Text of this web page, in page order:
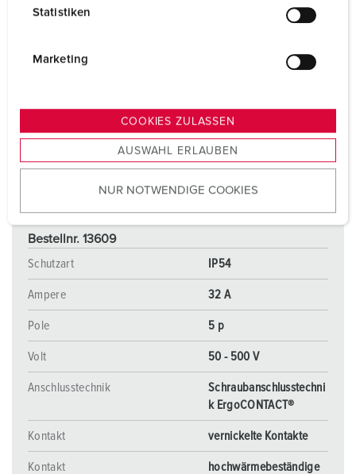
s
u
w
Statistiken
Marketing
COOKIES ZULASSEN
AUSWAHL ERLAUBEN
NUR NOTWENDIGE COOKIES
Bestellnr. 13609
Schutzart
IP54
Ampere 32 A
Pole 5 p
Volt 50 - 500 V
Anschlusstechnik
Schraubanschlusstechni
k ErgoCONTACT®
Kontakt vernickelte Kontakte
Kontakt
hochwärmebeständige